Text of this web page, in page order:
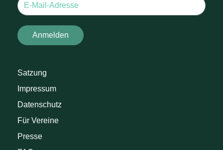
Satzung
Impressum
Datenschutz
Für Vereine
Presse